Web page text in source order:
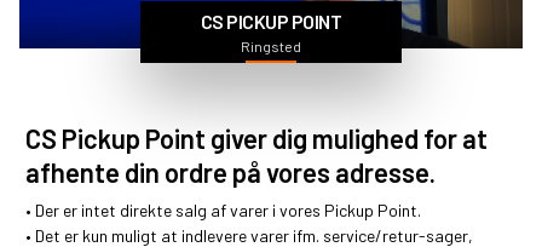
CS PICKUP POINT
Ringsted
CS Pickup Point giver dig mulighed for at
afhente din ordre på vores adresse.
• Der er intet direkte salg af varer i vores Pickup Point.
• Det er kun muligt at indlevere varer ifm. service/retur-sager,